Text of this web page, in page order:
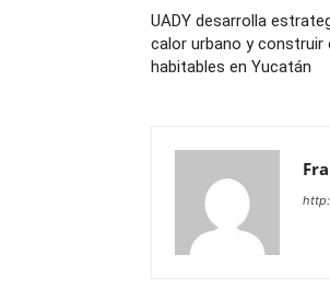
UADY desarrolla
calor urbano y construir
habitables en Yucatán